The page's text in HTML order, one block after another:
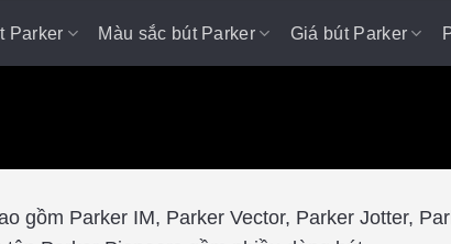
Parker Màu sắc bút Parker Giá bút Parker
gồm Parker IM, Parker Vector, Parker Jotter,